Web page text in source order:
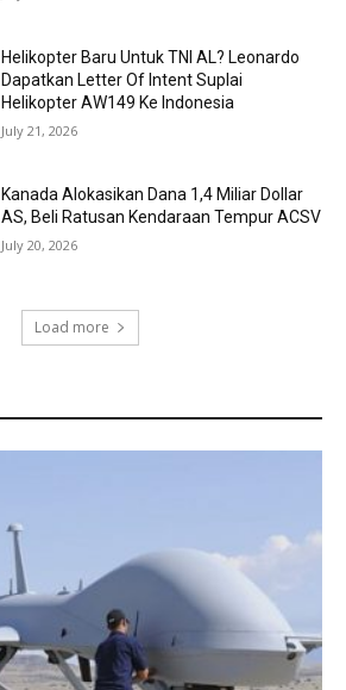
Helikopter Baru Untuk TNI AL? Leonardo
Dapatkan Letter Of Intent Suplai
Helikopter AW149 Ke Indonesia
July 21, 2026
Kanada Alokasikan Dana 1,4 Miliar Dollar
AS, Beli Ratusan Kendaraan Tempur ACSV
July 20, 2026
Load more